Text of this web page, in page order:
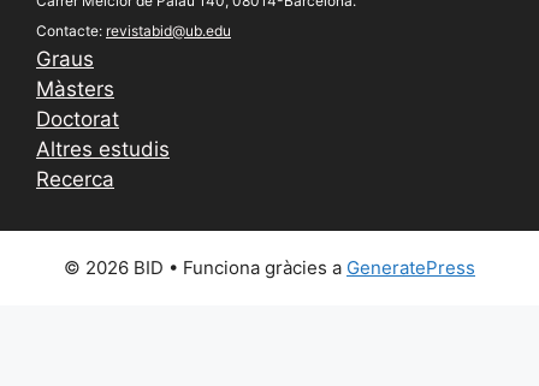
Contacte: revistabid@ub.edu
Graus
Màsters
Doctorat
Altres estudis
Recerca
© 2026 BID • Funciona gràcies a GeneratePress